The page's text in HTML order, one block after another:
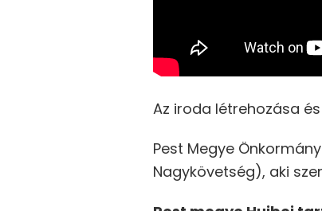
Az iroda létrehozása
Pest Megye
Nagykövetség), aki